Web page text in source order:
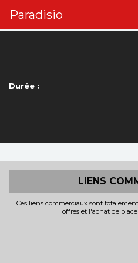
Paradisio
Durée :
LIENS
Ces liens commerciaux sont
offres et l'achat de